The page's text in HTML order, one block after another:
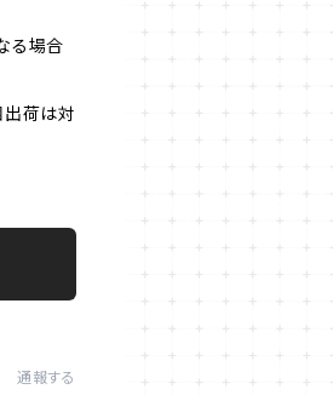
る場合
出荷は対
通報する